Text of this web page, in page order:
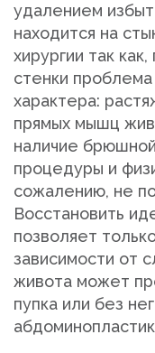
удалением
находится на
хирургии так
стенки
характера:
прямых мышц
наличие
процедуры и
сожалению, не
Восстановить
позволяет
зависимости от
живота может
пупка или без